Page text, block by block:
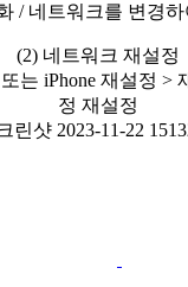
/ 네트워크를 변경
(2) 네트워크 재설정
는 iPhone 재설정 >
정 재설정